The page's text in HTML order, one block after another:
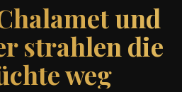
und
strahlen die
weg